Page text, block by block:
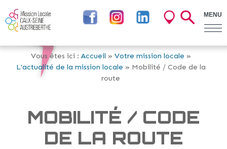
MENU
Vous êtes ici : Accueil » Votre mission locale »
L'actualité de la mission locale » Mobilité / Code de la
route
MOBILITÉ / CODE
DE LA ROUTE